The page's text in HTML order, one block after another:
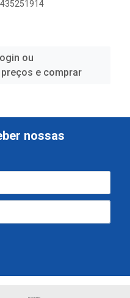
ou
e comprar
nossas